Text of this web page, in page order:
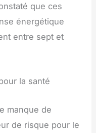
que ces
énergétique
entre sept et
la santé
manque de
de risque pour le